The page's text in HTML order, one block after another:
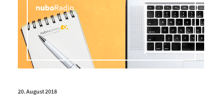
20. August 2018